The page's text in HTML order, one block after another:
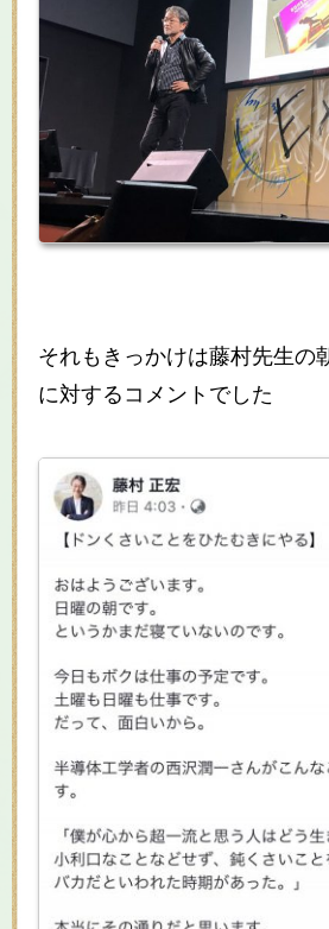
それもきっかけは藤村先生の
に対するコメントでした